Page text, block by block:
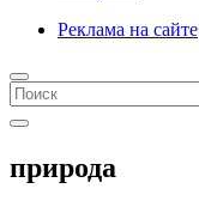
Реклама на сайте
природа